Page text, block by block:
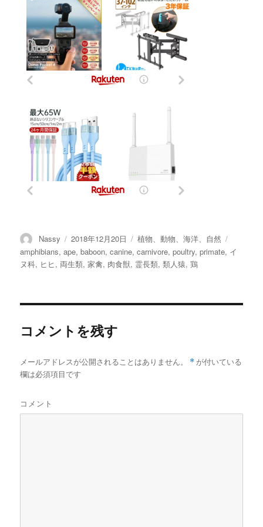
投
稿
者
Nassy
投
稿
日:
2018年12月20日
カ
テ
ゴ
植物、動物、海洋、自然
グ
amphibians,ape,baboon,canine,carnivore,poultry,primate, イ
ヌ科, ヒヒ, 両生類,家禽, 肉食獣, 霊長類,類人猿,鶏
コメントを残す
メールアドレスが公開されることはありません。 *が付いている
欄は必須項目です
コメント